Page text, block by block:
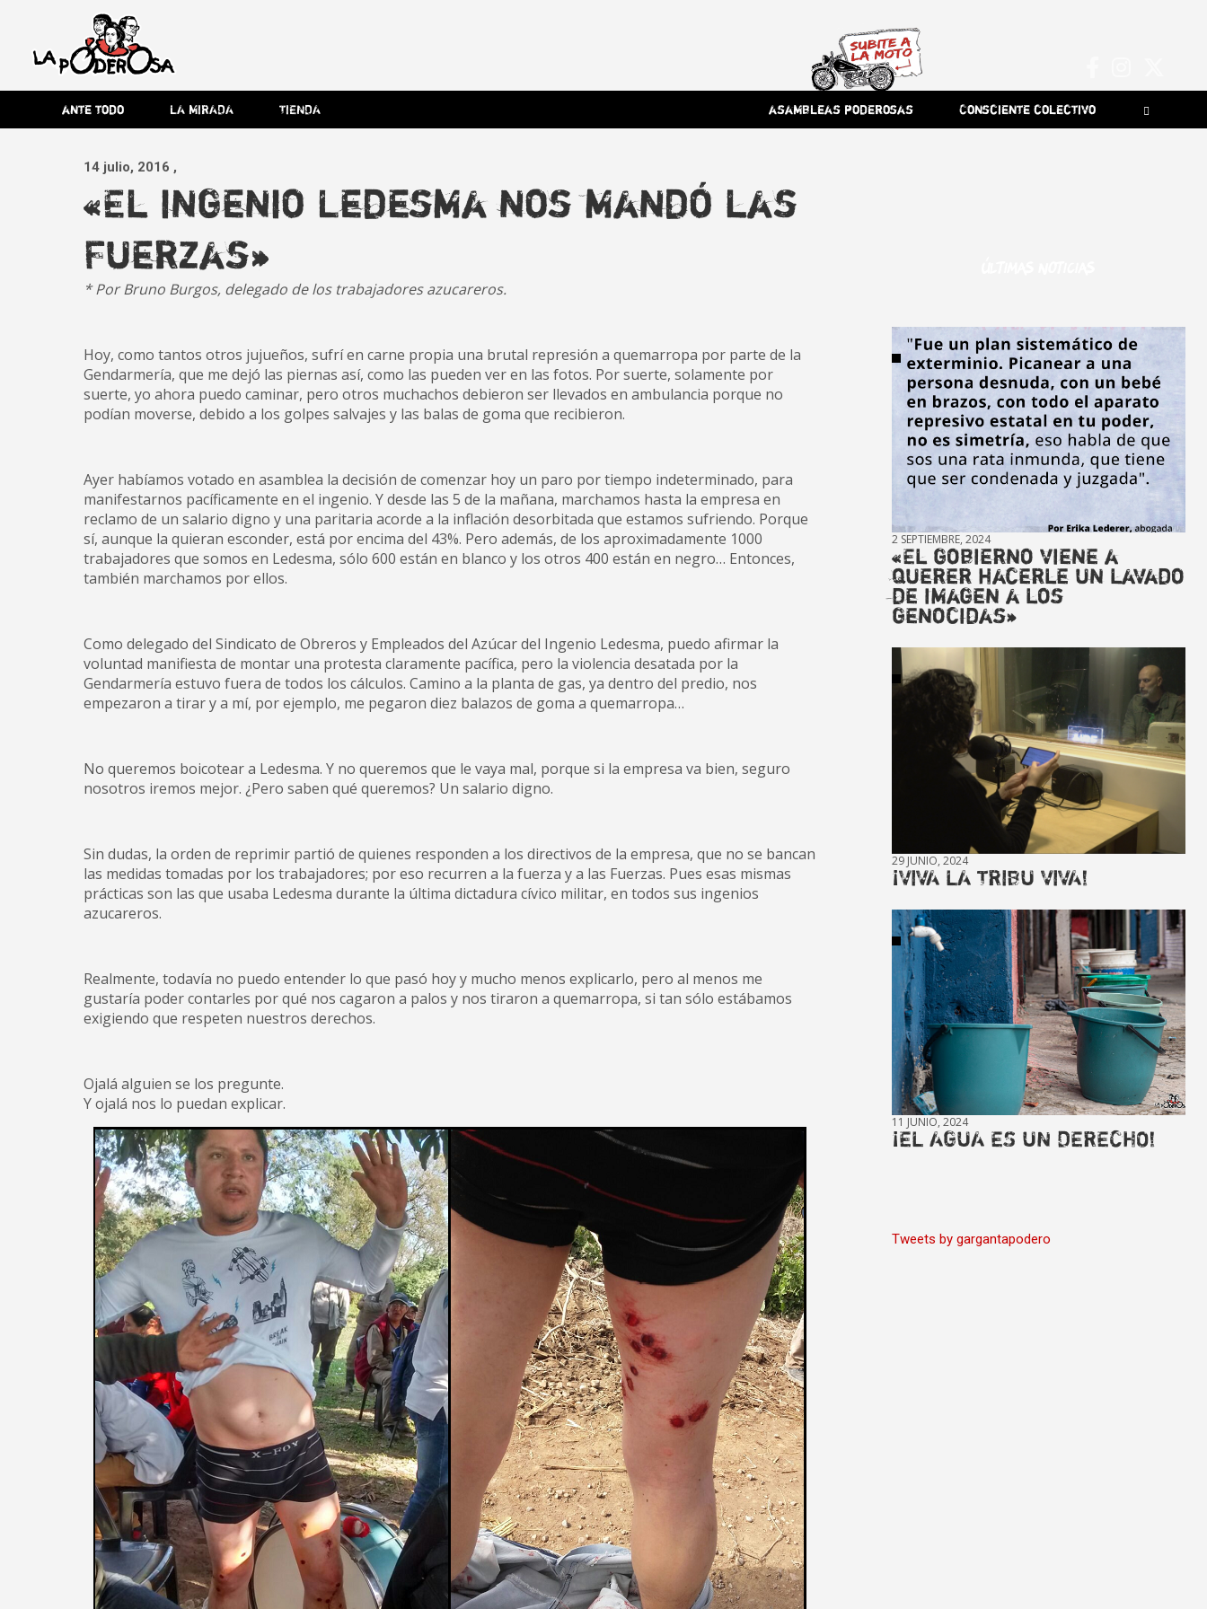
La
brazo literario del movimiento
La Poderosa.
La Poderosa
ante todo LA MIRADA TIENDA asambleas poderosas Consciente colectivo
14 julio, 2016 ,
«El ingenio Ledesma nos mandó las
Fuerzas»
* Por Bruno Burgos, delegado de los trabajadores azucareros.
Hoy, como tantos otros jujueños, sufrí en carne propia una brutal represión a quemarropa por parte de la
Gendarmería, que me dejó las piernas así, como las pueden ver en las fotos. Por suerte, solamente por
suerte, yo ahora puedo caminar, pero otros muchachos debieron ser llevados en ambulancia porque no
podían moverse, debido a los golpes salvajes y las balas de goma que recibieron.
Ayer habíamos votado en asamblea la decisión de comenzar hoy un paro por tiempo indeterminado, para
manifestarnos pacíficamente en el ingenio. Y desde las 5 de la mañana, marchamos hasta la empresa en
reclamo de un salario digno y una paritaria acorde a la inflación desorbitada que estamos sufriendo. Porque
sí, aunque la quieran esconder, está por encima del 43%. Pero además, de los aproximadamente 1000
trabajadores que somos en Ledesma, sólo 600 están en blanco y los otros 400 están en negro… Entonces,
también marchamos por ellos.
Como delegado del Sindicato de Obreros y Empleados del Azúcar del Ingenio Ledesma, puedo afirmar la
voluntad manifiesta de montar una protesta claramente pacífica, pero la violencia desatada por la
Gendarmería estuvo fuera de todos los cálculos. Camino a la planta de gas, ya dentro del predio, nos
empezaron a tirar y a mí, por ejemplo, me pegaron diez balazos de goma a quemarropa…
No queremos boicotear a Ledesma. Y no queremos que le vaya mal, porque si la empresa va bien, seguro
nosotros iremos mejor. ¿Pero saben qué queremos? Un salario digno.
Sin dudas, la orden de reprimir partió de quienes responden a los directivos de la empresa, que no se bancan
las medidas tomadas por los trabajadores; por eso recurren a la fuerza y a las Fuerzas. Pues esas mismas
prácticas son las que usaba Ledesma durante la última dictadura cívico militar, en todos sus ingenios
azucareros.
Realmente, todavía no puedo entender lo que pasó hoy y mucho menos explicarlo, pero al menos me
gustaría poder contarles por qué nos cagaron a palos y nos tiraron a quemarropa, si tan sólo estábamos
exigiendo que respeten nuestros derechos.
Ojalá alguien se los pregunte.
Y ojalá nos lo puedan explicar.
2 SEPTIEMBRE, 2024
«El gobierno viene a
querer hacerle un lavado
de imagen a los
genocidas»
29 JUNIO, 2024
¡VIVA LA TRIBU VIVA!
11 JUNIO, 2024
¡EL AGUA ES UN DERECHO!
Tweets by gargantapodero